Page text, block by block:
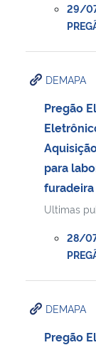
29/
DEMAPA
Pregão
para
Ultimas
28/
DEMAPA
Pregão